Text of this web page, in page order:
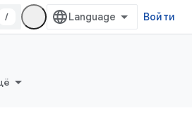
/ Войти